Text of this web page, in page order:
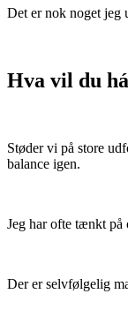
Det er nok noget jeg
Hva vil du
Støder vi på store
balance igen.
Jeg har ofte tænkt på
Der er selvfølgelig